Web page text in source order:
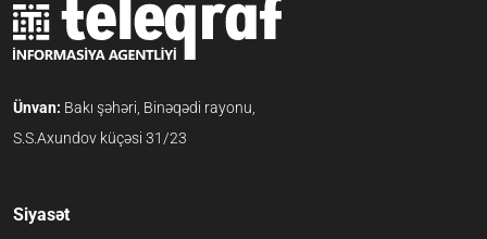
Ünvan: Bakı şəhəri, Binəqədi rayonu,
S.S.Axundov küçəsi 31/23
Siyasət